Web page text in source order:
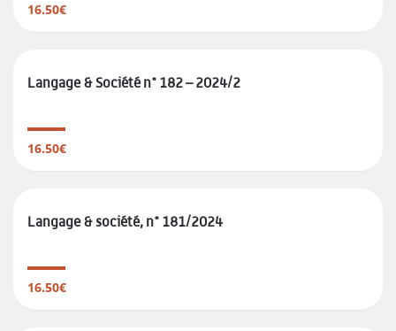
16.50€
Langage & Société n° 182 – 2024/2
16.50€
Langage & société, n° 181/2024
16.50€